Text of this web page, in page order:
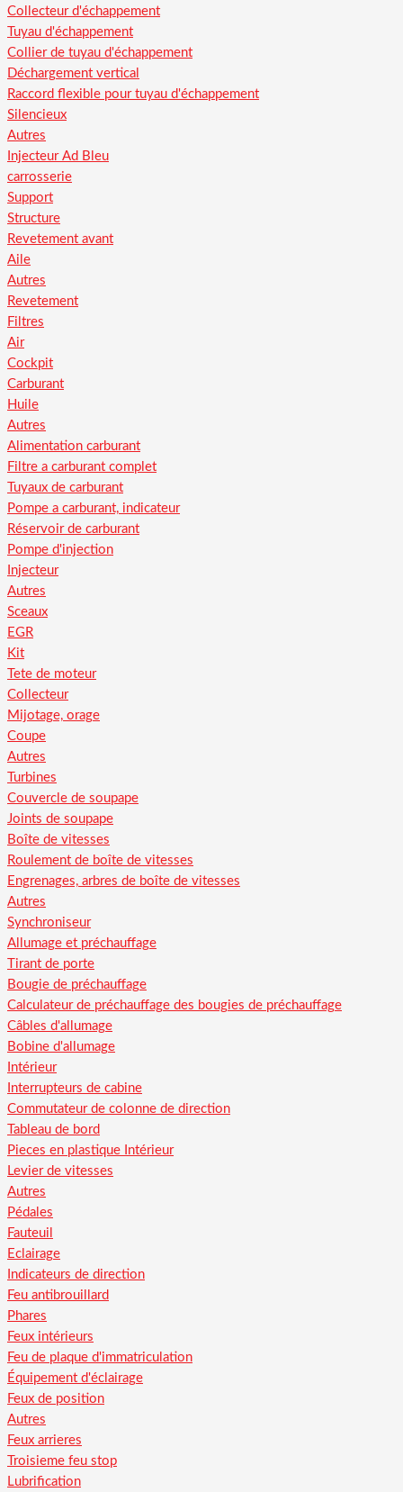
Collecteur d'échappement
Tuyau d'échappement
Collier de tuyau d'échappement
Déchargement vertical
Raccord flexible pour tuyau d'échappement
Silencieux
Autres
Injecteur Ad Bleu
carrosserie
Support
Structure
Revetement avant
Aile
Autres
Revetement
Filtres
Air
Cockpit
Carburant
Huile
Autres
Alimentation carburant
Filtre a carburant complet
Tuyaux de carburant
Pompe a carburant, indicateur
Réservoir de carburant
Pompe d'injection
Injecteur
Autres
Sceaux
EGR
Kit
Tete de moteur
Collecteur
Mijotage, orage
Coupe
Autres
Turbines
Couvercle de soupape
Joints de soupape
Boîte de vitesses
Roulement de boîte de vitesses
Engrenages, arbres de boîte de vitesses
Autres
Synchroniseur
Allumage et préchauffage
Tirant de porte
Bougie de préchauffage
Calculateur de préchauffage des bougies de préchauffage
Câbles d'allumage
Bobine d'allumage
Intérieur
Interrupteurs de cabine
Commutateur de colonne de direction
Tableau de bord
Pieces en plastique Intérieur
Levier de vitesses
Autres
Pédales
Fauteuil
Eclairage
Indicateurs de direction
Feu antibrouillard
Phares
Feux intérieurs
Feu de plaque d'immatriculation
Équipement d'éclairage
Feux de position
Autres
Feux arrieres
Troisieme feu stop
Lubrification